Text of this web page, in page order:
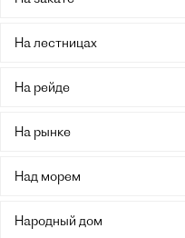
На лестницах
На рейде
На рынке
Над морем
Народный дом